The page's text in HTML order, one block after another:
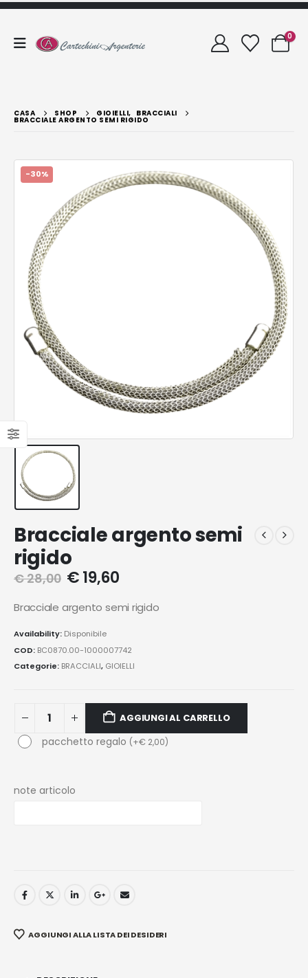
0
CASA SHOP GIOIELLI, BRACCIALI
BRACCIALE ARGENTO SEMI RIGIDO
-30%
Bracciale argento semi
rigido
€28,00 €19,60
Bracciale argento semi rigido
Availability: Disponibile
COD: BC0870.00-1000007742
Categorie: BRACCIALI, GIOIELLI
AGGIUNGI AL CARRELLO
pacchetto regalo (+€2,00)
note articolo
AGGIUNGI ALLA LISTA DEI DESIDERI